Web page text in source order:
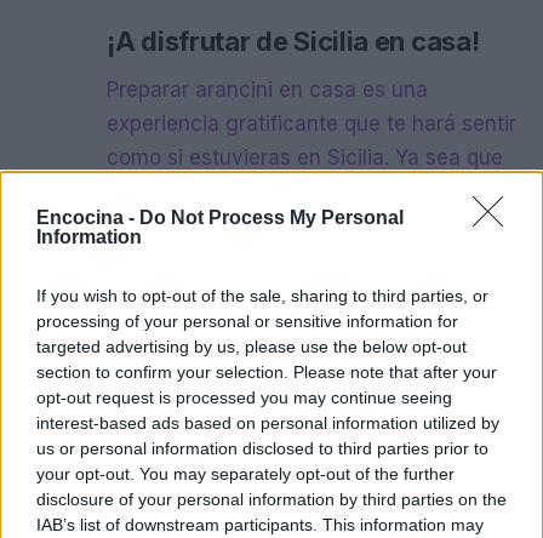
Encocina - Do Not Process My Personal
Information
If you wish to opt-out of the sale, sharing to third parties, or
processing of your personal or sensitive information for
targeted advertising by us, please use the below opt-out
section to confirm your selection. Please note that after your
opt-out request is processed you may continue seeing
interest-based ads based on personal information utilized by
us or personal information disclosed to third parties prior to
your opt-out. You may separately opt-out of the further
disclosure of your personal information by third parties on the
IAB’s list of downstream participants. This information may
¡A disfrutar de Sicilia en casa!
Preparar arancini en casa es una
experiencia gratificante que te hará sentir
como si estuvieras en Sicilia. Ya sea que
los prepares para una cena con amigos o
simplemente para disfrutar en familia, no
recién hecho. Y si todavía te quedan
ganas de más, no dudes en explorar otros
platos sicilianos como la pasta alla norma
o la deliciosa cassata siciliana. ¡Tu paladar
te lo agradecerá! ¿Te animas a probar?